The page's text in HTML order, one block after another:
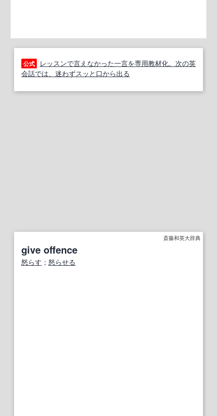
公式
レッスンで言えなかった一言を専用教材化。次の英
会話では、迷わずスッと口から出る
斎藤和英大辞典
give offence
怒らす ； 怒らせる